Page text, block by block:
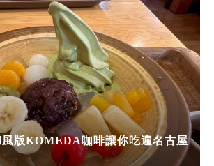
風版KOMEDA咖啡讓你吃遍名古屋